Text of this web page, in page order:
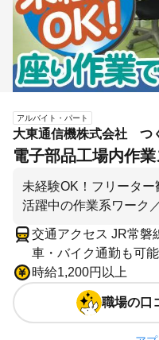
アルバイト・パート
大東通信機株式会社 つ
電子部品工場内作
未経験OK！フリータ
活躍中の作業系ワーク
交通アクセス JR常
車・バイク通勤も可能
時給1,200円以上
職場の口